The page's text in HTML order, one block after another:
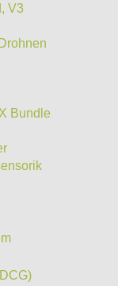
V3
Bundle